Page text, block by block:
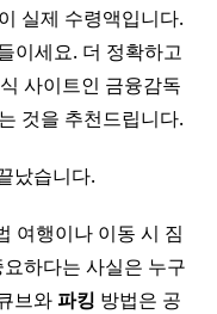
실제 수령액입니다.
이세요. 더 정확하고
사이트인 금융감독
것을 추천드립니다.
났습니다.
여행이나 이동 시 짐
하다는 사실은 누구
브와파킹 방법은 공